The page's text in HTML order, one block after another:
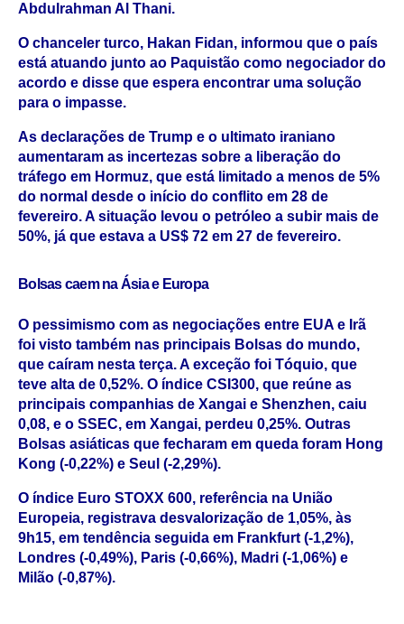
Abdulrahman Al Thani.
O chanceler turco, Hakan Fidan, informou que o país
está atuando junto ao Paquistão como negociador do
acordo e disse que espera encontrar uma solução
para o impasse.
As declarações de Trump e o ultimato iraniano
aumentaram as incertezas sobre a liberação do
tráfego em Hormuz, que está limitado a menos de 5%
do normal desde o início do conflito em 28 de
fevereiro. A situação levou o petróleo a subir mais de
50%, já que estava a US$ 72 em 27 de fevereiro.
Bolsas caem na Ásia e Europa
O pessimismo com as negociações entre EUA e Irã
foi visto também nas principais Bolsas do mundo,
que caíram nesta terça. A exceção foi Tóquio, que
teve alta de 0,52%. O índice CSI300, que reúne as
principais companhias de Xangai e Shenzhen, caiu
0,08, e o SSEC, em Xangai, perdeu 0,25%. Outras
Bolsas asiáticas que fecharam em queda foram Hong
Kong (-0,22%) e Seul (-2,29%).
O índice Euro STOXX 600, referência na União
Europeia, registrava desvalorização de 1,05%, às
9h15, em tendência seguida em Frankfurt (-1,2%),
Londres (-0,49%), Paris (-0,66%), Madri (-1,06%) e
Milão (-0,87%).